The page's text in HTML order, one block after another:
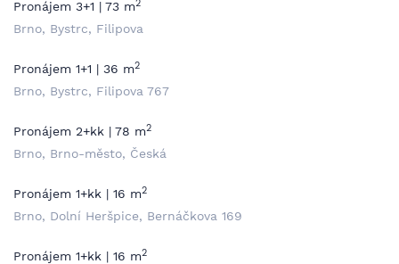
Pronájem 3+1 | 73 m2
Brno, Bystrc, Filipova
Pronájem 1+1 | 36 m2
Brno, Bystrc, Filipova 767
Pronájem 2+kk | 78 m2
Brno, Brno-město, Česká
Pronájem 1+kk | 16 m2
Brno, Dolní Heršpice, Bernáčkova 169
Pronájem 1+kk | 16 m2